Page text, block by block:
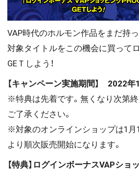
VAP時代のホルモン作品をまだ持
対象タイトルをこの機会に買って
GEＴしよう！
【キャンペーン実施期間】 2022年1
※特典は先着です。無くなり次第
ご了承ください。
※対象のオンラインショップは1月
より順次販売開始になります。
【特典】ログインボーナスVAPショ